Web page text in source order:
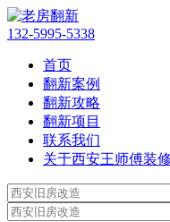
132-5995-5338
首页
翻新案例
翻新攻略
翻新项目
联系我们
关于西安王师傅装修